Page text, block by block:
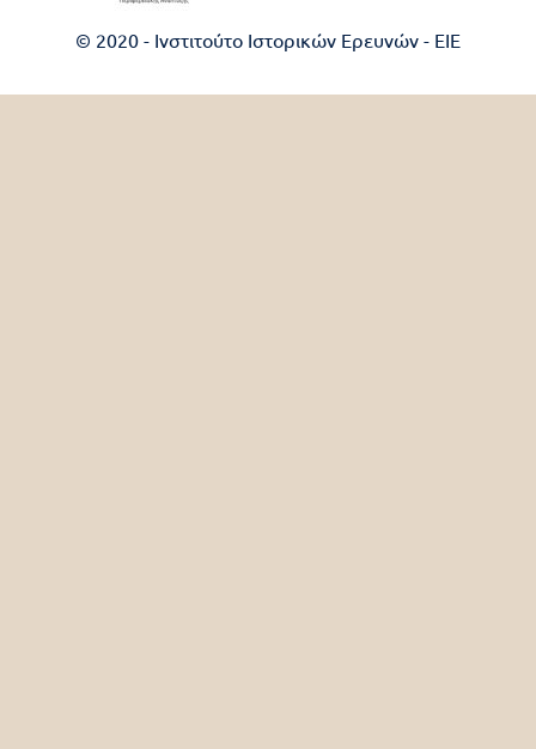
© 2020 - Ινστιτούτο Ιστορικών Ερευνών - EIE